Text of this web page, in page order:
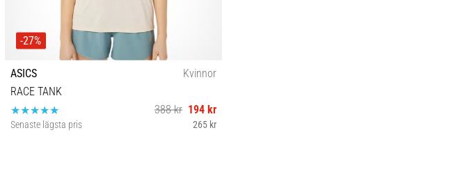
-27%
ASICS
Kvinnor
RACE TANK
388 kr 194 kr
Senaste lägsta pris 265 kr